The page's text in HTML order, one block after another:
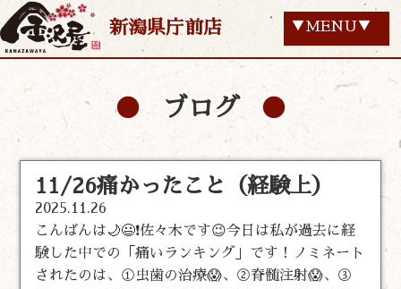
新潟県庁前店 ▼MENU▼
ブログ
11/26痛かったこと（経験上）
2025.11.26
こんばんは🌙😃❗佐々木です😉今日は私が過去に経
験した中での「痛いランキング」です！ノミネート
されたのは、①虫歯の治療😱、②脊髄注射😱、③